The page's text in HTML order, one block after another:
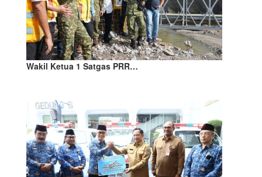
Wakil Ketua 1 Satgas PRR…